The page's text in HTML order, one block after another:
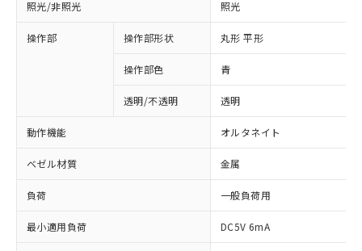
照光/非照光 照光
操作部 操作部形状 丸形 平形
操作部色 青
透明/不透明 透明
動作機能 オルタネイト
ベゼル材質 金属
負荷 一般負荷用
最小適用負荷 DC5V 6mA